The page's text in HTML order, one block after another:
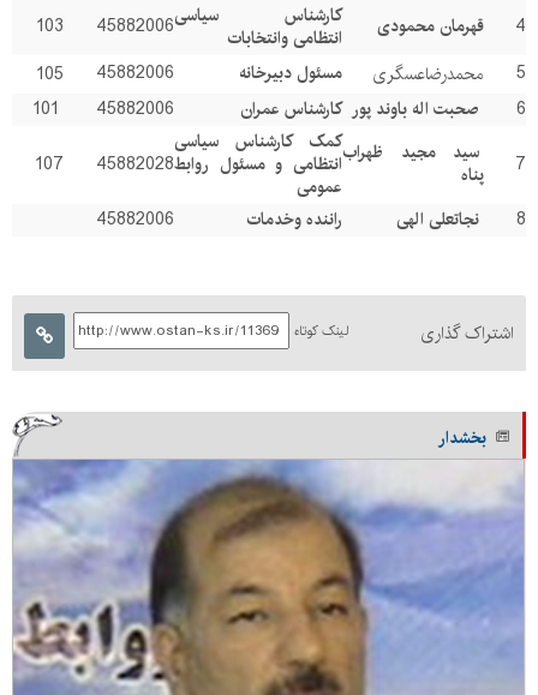
4
قهرمان محمودی کارشناس سیاسی
انتظامی وانتخابات 45882006
103
5
محمدرضاعسگری مسئول دبیرخانه 45882006
105
6
صحبت اله باوند پور کارشناس عمران 45882006
7
سید مجید ظهراب
پناه
کمک کارشناس سیاسی
انتظامی و مسئول روابط
عمومی
45882028
107
8
نجاتعلی الهی راننده وخدمات 45882006
اشتراک گذاری لینک کوتاه
بخشدار